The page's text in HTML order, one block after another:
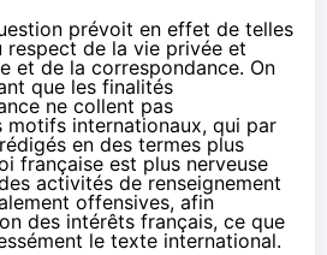
prévoit en effet de telles
de la vie privée et
et de la correspondance. On
que les finalités
ne collent pas
motifs internationaux, qui par
en des termes plus
française est plus nerveuse
activités de renseignement
offensives, afin
des intérêts français, ce que
le texte international.